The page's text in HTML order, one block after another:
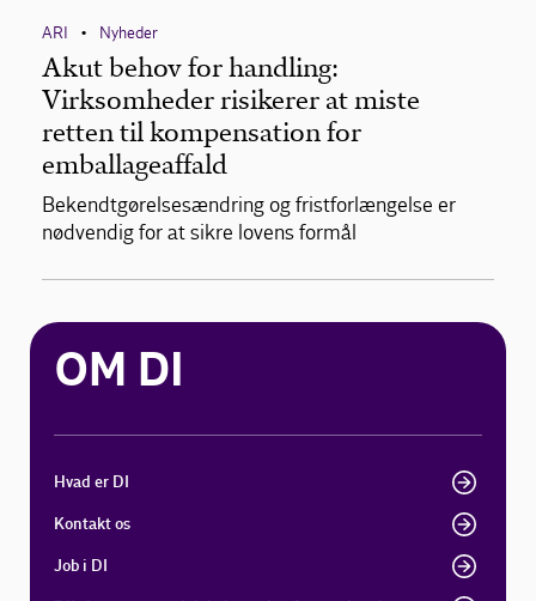
ARI • Nyheder
Akut behov for handling:
Virksomheder risikerer at miste
retten til kompensation for
emballageaffald
Bekendtgørelsesændring og fristforlængelse er
nødvendig for at sikre lovens formål
OM DI
Hvad er DI
Kontakt os
Job i DI